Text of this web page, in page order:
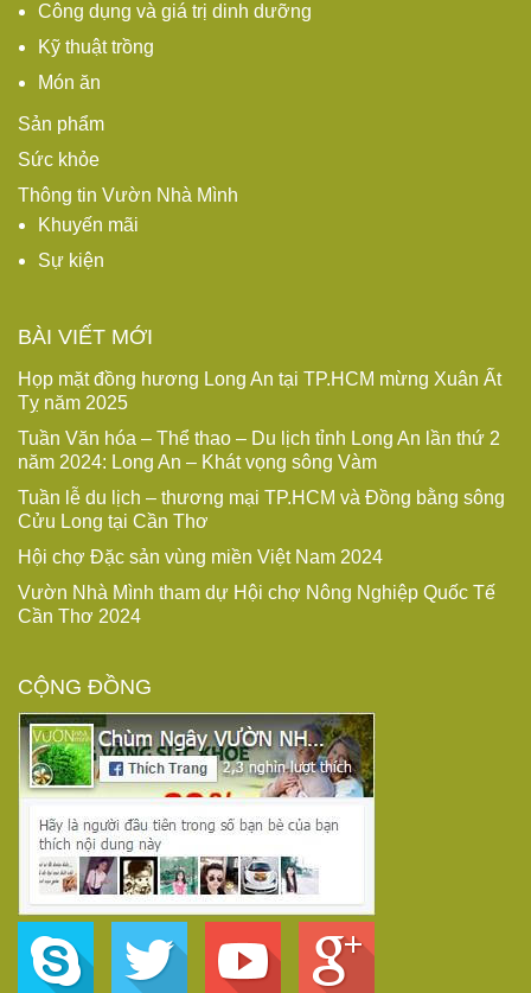
Công dụng và giá trị dinh dưỡng
Kỹ thuật trồng
Món ăn
Sản phẩm
Sức khỏe
Thông tin Vườn Nhà Mình
Khuyến mãi
Sự kiện
BÀI VIẾT MỚI
Họp mặt đồng hương Long An tại TP.HCM mừng Xuân Ất
Tỵ năm 2025
Tuần Văn hóa – Thể thao – Du lịch tỉnh Long An lần thứ 2
năm 2024: Long An – Khát vọng sông Vàm
Tuần lễ du lịch – thương mại TP.HCM và Đồng bằng sông
Cửu Long tại Cần Thơ
Hội chợ Đặc sản vùng miền Việt Nam 2024
Vườn Nhà Mình tham dự Hội chợ Nông Nghiệp Quốc Tế
Cần Thơ 2024
CỘNG ĐỒNG